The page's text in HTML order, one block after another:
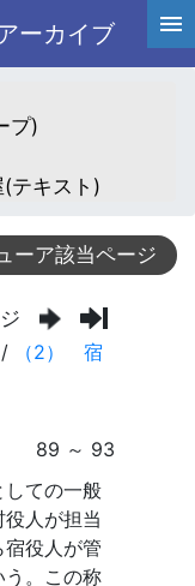
ーカイブ
プ)
(テキスト)
ーア該当ページ